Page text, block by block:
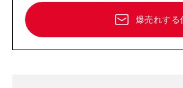
爆売れす